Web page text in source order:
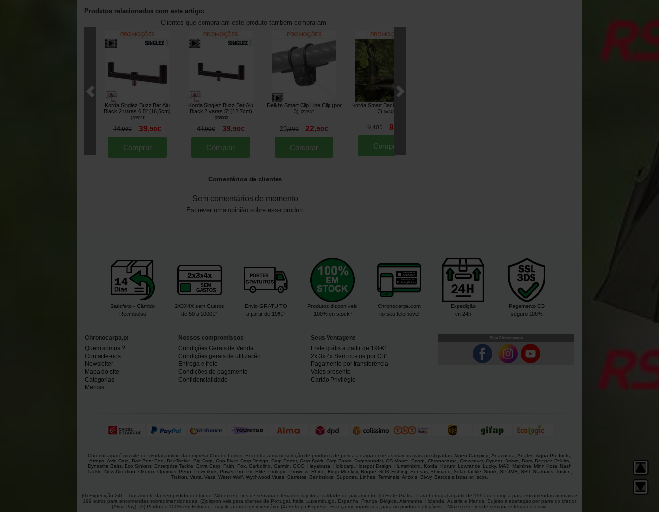
Produtos relacionados com este artigo:
Clientes que compraram este produto também compraram :
Korda Singlez Buzz Bar Alu
Black 2 varas 6.5" (16,5cm)
205031]
44,90€ 39,90€
Comprar
Korda Singlez Buzz Bar Alu
Black 2 varas 5" (12,7cm)
205032]
44,90€ 39,90€
Comprar
Delkim Smart Clip Line Clip (por
3)
203538]
23,90€ 22,90€
Comprar
Korda Smart Back Lead (para
3)
[m3431
9,40€ 8
Comprar
Comentários de clientes
Sem comentários de momento
Escrever uma opinião sobre esse produto
Satisfeito - Câmbio
Reembolso
2X3X4X sem Custos
de 50 a 2000€²
Envio GRATUITO
a partir de 199€¹
Produtos disponíveis
100% en stock³
Chronocarpe.com
no seu telemóvel
Expedição
en 24h
Pagamento CB
seguro 100%
Chronocarpa.pt
Quem somos ?
Contacte-nos
Newsletter
Mapa do site
Categorias
Marcas
Nossos compromissos
Condições Gerais de Venda
Condições gerais de utilização
Entrega e frete
Condições de pagamento
Confidencialidade
Seus Ventagens
Frete grátis a partir de 199€¹
2x 3x 4x Sem custos por CB²
Pagamento por transferência
Vales presente
Cartão Privilégio
Siga Chronocarpa
Chronocarpa é um site de vendas online da empresa Chrono Loisirs. Encontra a maior seleção de produtos de pesca a carpa entre as marcas mais prestigiadas. Alpen Camping, Anaconda, Anatec, Aqua Products,
Atropa, Avid Carp, Bait Boat Pod, BeeTackle, Big Carp, Cap River, Carp Design, Carp Porter, Carp Spirit, Carp Zoom, Carpsounder, CC Moore, Ccarp, Chronocarpe, Crewsaver, Cygnet, Daiwa, Dam, Deeper, Delkim,
Dynamite Baits, Eco Sinkers, Enterprise Tackle, Extra Carp, Faith, Fox, Garbolino, Garmin, GOO, Hayabusa, Holdcarp, Hotspot Design, Humminbird, Korda, Korum, Lowrance, Lucky, MAD, Mainline, Minn Kota, Nash
Tackle, New Direction, Okuma, Optimus, Penn, Powerkick, Power Pro, Pro Elite, Prologic, Prowess, Rhino, RidgeMonkey, Rogue, ROK Fishing, Sensas, Shimano, Solar Tackle, Sonik, SPOMB, SRT, Starbaits, Toslon,
Trakker, Varta, Vass, Water Wolf, Wychwood.Varas, Carretos, Banksticks, Suportes, Linhas, Terminais, Anzoís, Bivvy, Barcos a Iscas et Iscos.
(0) Expedição 24h - Tratamento da seu pedido dentro de 24h exceto fins de semana e feriados sujeito a validade de pagamento. (1) Frete Grátis - Para Portugal a partir de 199€ de compra para encomendas normais e
199 euros para encomendas sobredimensionadas. (2)disponíveis para clientes de Portugal, Itália, Luxemburgo, Espanha, França, Bélgica, Alemanha, Holanda, Áustria e Irlanda. Sujeito à aceitação por parte do credor
(Alma Pay). (3) Produtos 100% em Estoque - sujeito a erros de inventário. (4) Entrega Express - França metropolitana, para os produtos elegíveis - 24h exceto fins de semana e feriados festivi.